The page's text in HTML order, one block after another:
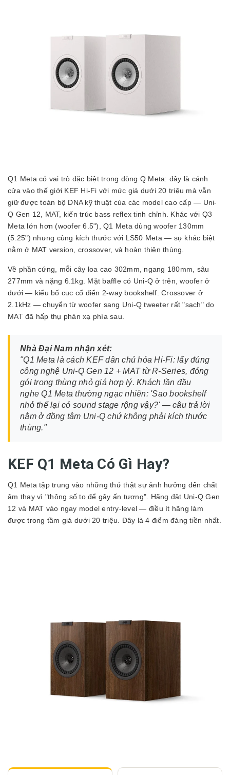
Q1 Meta có vai trò đặc biệt trong dòng Q Meta: đây là cánh
cửa vào thế giới KEF Hi-Fi với mức giá dưới 20 triệu mà vẫn
giữ được toàn bộ DNA kỹ thuật của các model cao cấp — Uni-
Q Gen 12, MAT, kiến trúc bass reflex tinh chỉnh. Khác với Q3
Meta lớn hơn (woofer 6.5"), Q1 Meta dùng woofer 130mm
(5.25") nhưng cùng kích thước với LS50 Meta — sự khác biệt
nằm ở MAT version, crossover, và hoàn thiện thùng.
Về phần cứng, mỗi cây loa cao 302mm, ngang 180mm, sâu
277mm và nặng 6.1kg. Mặt baffle có Uni-Q ở trên, woofer ở
dưới — kiểu bố cục cổ điển 2-way bookshelf. Crossover ở
2.1kHz — chuyển từ woofer sang Uni-Q tweeter rất "sạch" do
MAT đã hấp thụ phản xạ phía sau.
Nhà Đại Nam nhận xét:
"Q1 Meta là cách KEF dân chủ hóa Hi-Fi: lấy đúng
công nghệ Uni-Q Gen 12 + MAT từ R-Series, đóng
gói trong thùng nhỏ giá hợp lý. Khách lần đầu
nghe Q1 Meta thường ngạc nhiên: 'Sao bookshelf
nhỏ thế lại có sound stage rộng vậy?' — câu trả lời
nằm ở đồng tâm Uni-Q chứ không phải kích thước
thùng."
KEF Q1 Meta Có Gì Hay?
Q1 Meta tập trung vào những thứ thật sự ảnh hưởng đến chất
âm thay vì "thông số to để gây ấn tượng". Hãng đặt Uni-Q Gen
12 và MAT vào ngay model entry-level — điều ít hãng làm
được trong tầm giá dưới 20 triệu. Đây là 4 điểm đáng tiền nhất.